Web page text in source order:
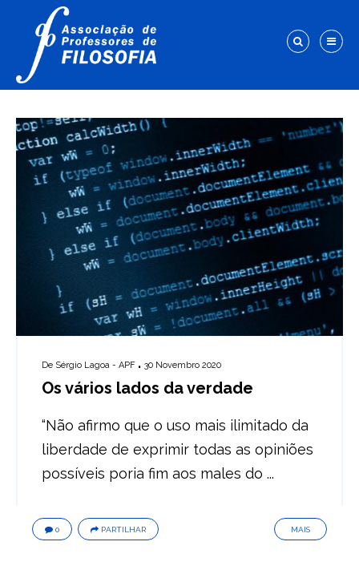
De Sérgio Lagoa - APF 30 Novembro 2020
Os vários lados da verdade
“Não afirmo que o uso mais ilimitado da
liberdade de exprimir todas as opiniões
possíveis poria fim aos males do ...
0 PARTILHAR MAIS